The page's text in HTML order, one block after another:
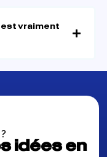
est vraiment
idées en